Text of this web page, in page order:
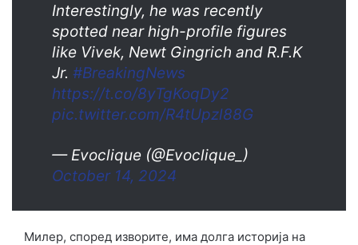
Interestingly, he was recently
spotted near high-profile figures
like Vivek, Newt Gingrich and R.F.K
Jr. #BreakingNews
https://t.co/8yTgKoqDy2
pic.twitter.com/R4tUpzl88G
— Evoclique (@Evoclique_)
October 14, 2024
Милер, според изворите, има долга историја на